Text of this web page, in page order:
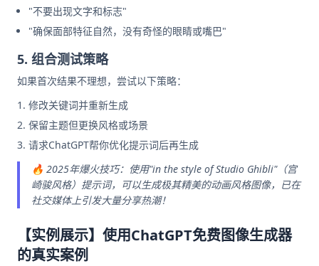
"不要出现文字和标志"
"确保面部特征自然，没有奇怪的眼睛或嘴巴"
5. 组合测试策略
如果首次结果不理想，尝试以下策略：
修改关键词并重新生成
保留主题但更换风格或场景
请求ChatGPT帮你优化提示词后再生成
🔥 2025年爆火技巧：使用"in the style of Studio Ghibli"（宫
崎骏风格）提示词，可以生成极其精美的动画风格图像，已在
社交媒体上引发大量分享热潮！
【实例展示】使用ChatGPT免费图像生成器
的真实案例